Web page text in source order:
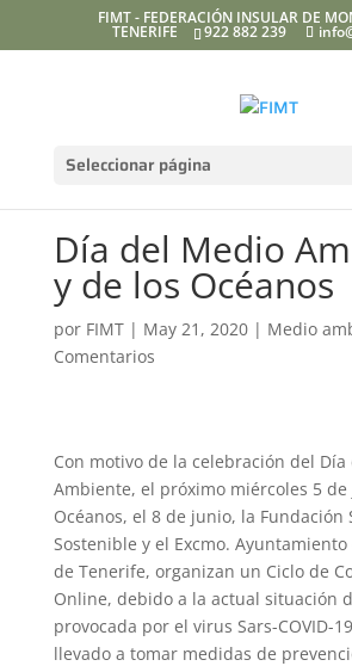
FIMT - FEDERACIÓN INSULAR DE
TENERIFE 922 882 239
Seleccionar página
Día del Medio
y de los Océanos
por FIMT| May 21, 2020| Medio
Comentarios
Con motivo de la celebración del
Ambiente, el próximo miércoles 5 de
Océanos, el 8 de junio, la Fundación
Sostenible y el Excmo. Ayuntamiento
de Tenerife, organizan un Ciclo de
Online, debido a la actual situación
provocada por el virus Sars-COVID-
llevado a tomar medidas de